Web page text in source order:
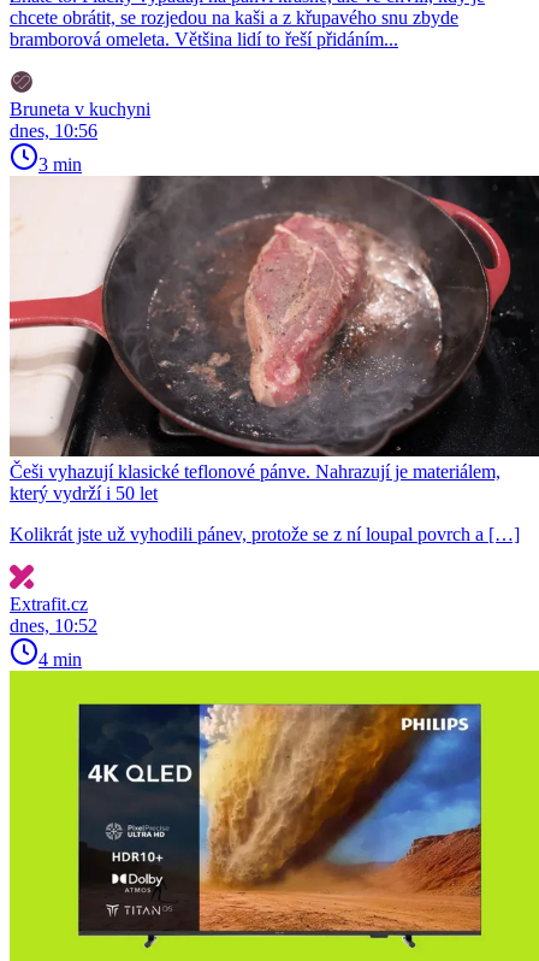
chcete obrátit, se rozjedou na kaši a z křupavého snu zbyde
bramborová omeleta. Většina lidí to řeší přidáním...
Bruneta v kuchyni
dnes, 10:56
3 min
Češi vyhazují klasické teflonové pánve. Nahrazují je materiálem,
který vydrží i 50 let
Kolikrát jste už vyhodili pánev, protože se z ní loupal povrch a […]
Extrafit.cz
dnes, 10:52
4 min